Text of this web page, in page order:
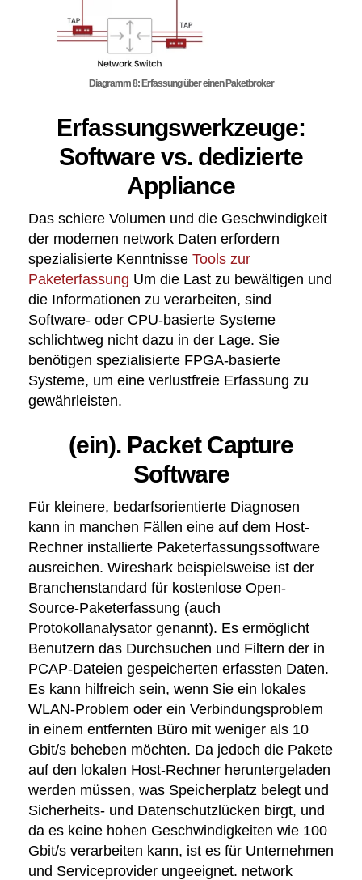
Diagramm 8: Erfassung über einen Paketbroker
Erfassungswerkzeuge:
Software vs. dedizierte
Appliance
Das schiere Volumen und die Geschwindigkeit
der modernen network Daten erfordern
spezialisierte Kenntnisse Tools zur
Paketerfassung Um die Last zu bewältigen und
die Informationen zu verarbeiten, sind
Software- oder CPU-basierte Systeme
schlichtweg nicht dazu in der Lage. Sie
benötigen spezialisierte FPGA-basierte
Systeme, um eine verlustfreie Erfassung zu
gewährleisten.
(ein). Packet Capture
Software
Für kleinere, bedarfsorientierte Diagnosen
kann in manchen Fällen eine auf dem Host-
Rechner installierte Paketerfassungssoftware
ausreichen. Wireshark beispielsweise ist der
Branchenstandard für kostenlose Open-
Source-Paketerfassung (auch
Protokollanalysator genannt). Es ermöglicht
Benutzern das Durchsuchen und Filtern der in
PCAP-Dateien gespeicherten erfassten Daten.
Es kann hilfreich sein, wenn Sie ein lokales
WLAN-Problem oder ein Verbindungsproblem
in einem entfernten Büro mit weniger als 10
Gbit/s beheben möchten. Da jedoch die Pakete
auf den lokalen Host-Rechner heruntergeladen
werden müssen, was Speicherplatz belegt und
Sicherheits- und Datenschutzlücken birgt, und
da es keine hohen Geschwindigkeiten wie 100
Gbit/s verarbeiten kann, ist es für Unternehmen
und Serviceprovider ungeeignet. network